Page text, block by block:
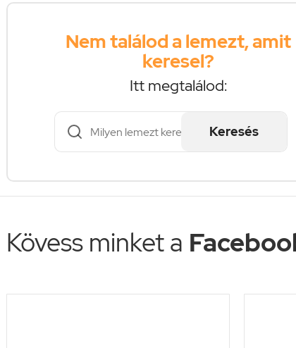
Nem találod a lemezt, amit
keresel?
Itt megtalálod:
Keresés
Kövess minket a